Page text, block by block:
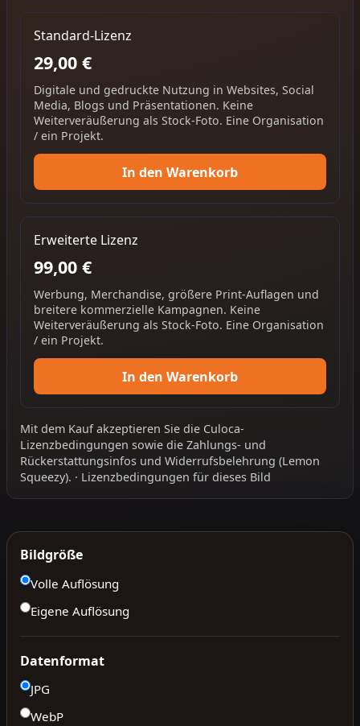
Standard-Lizenz
29,00 €
Digitale und gedruckte Nutzung in Websites, Social
Media, Blogs und Präsentationen. Keine
Weiterveräußerung als Stock-Foto. Eine Organisation
/ ein Projekt.
In den Warenkorb
Erweiterte Lizenz
99,00 €
Werbung, Merchandise, größere Print-Auflagen und
breitere kommerzielle Kampagnen. Keine
Weiterveräußerung als Stock-Foto. Eine Organisation
/ ein Projekt.
In den Warenkorb
Mit dem Kauf akzeptieren Sie die Culoca-
Lizenzbedingungen sowie die Zahlungs- und
Rückerstattungsinfos und Widerrufsbelehrung (Lemon
Squeezy). · Lizenzbedingungen für dieses Bild
Bildgröße
Volle Auflösung
Eigene Auflösung
Datenformat
JPG
WebP